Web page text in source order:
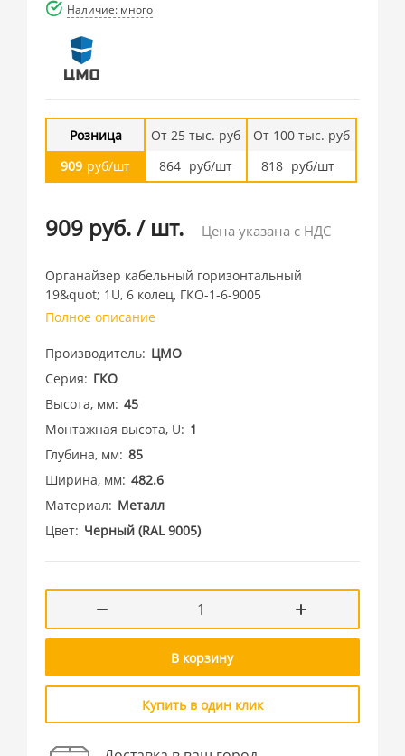
Наличие: много
Розница
909 руб/шт
От 25 тыс. руб
864 руб/шт
От 100 тыс. руб
818 руб/шт
909 руб./ шт. Цена указана с НДС
Органайзер кабельный горизонтальный
19&quot; 1U, 6 колец, ГКО-1-6-9005
Полное описание
Производитель ЦМО
Серия
ГКО
Высота, мм 45
Монтажная высота, U
1
Глубина, мм 85
Ширина, мм 482.6
Материал
Металл
Цвет Черный (RAL 9005)
В корзину
Купить в один клик